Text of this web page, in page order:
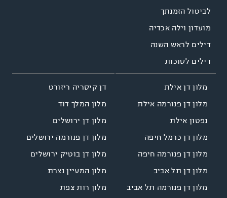
לביטול הזמנתך
מועדון וילה אכדיה
דילים לראש השנה
דילים לסוכות
מלון דן אילת
מלון דן פנורמה אילת
נפטון אילת
מלון דן כרמל חיפה
מלון דן פנורמה חיפה
מלון דן תל אביב
מלון דן פנורמה תל אביב
דן קיסריה ריזורט
מלון המלך דוד
מלון דן ירושלים
מלון דן פנורמה ירושלים
מלון דן בוטיק ירושלים
מלון המעיין נצרת
מלון רות צפת